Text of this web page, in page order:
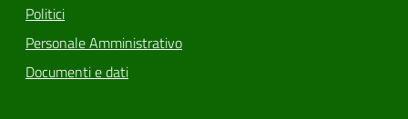
Politici
Personale Amministrativo
Documenti e dati